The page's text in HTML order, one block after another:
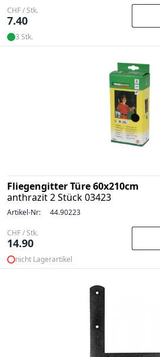
CHF / Stk.
7.40
3 Stk.
Fliegengitter Türe 60x210cm
anthrazit 2 Stück 03423
Artikel-Nr: 44.90223
CHF / Stk.
14.90
nicht Lagerartikel